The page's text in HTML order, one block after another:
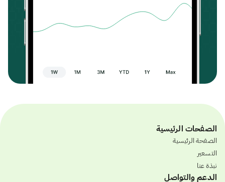
الصفحات الرئيسية
الصفحة الرئيسية
التسعير
نبذة عنا
الدعم والتواصل